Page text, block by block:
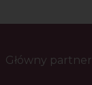
Główny